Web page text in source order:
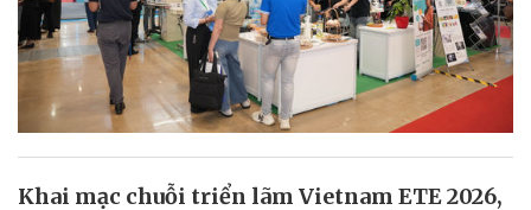
Khai mạc chuỗi triển lãm Vietnam ETE 2026,